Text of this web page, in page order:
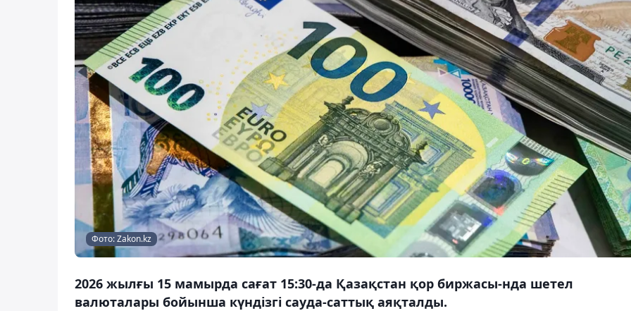
Фото: Zakon.kz
2026 жылғы 15 мамырда сағат 15:30-да Қазақстан қор биржасы-нда шетел
валюталары бойынша күндізгі сауда-саттық аяқталды.